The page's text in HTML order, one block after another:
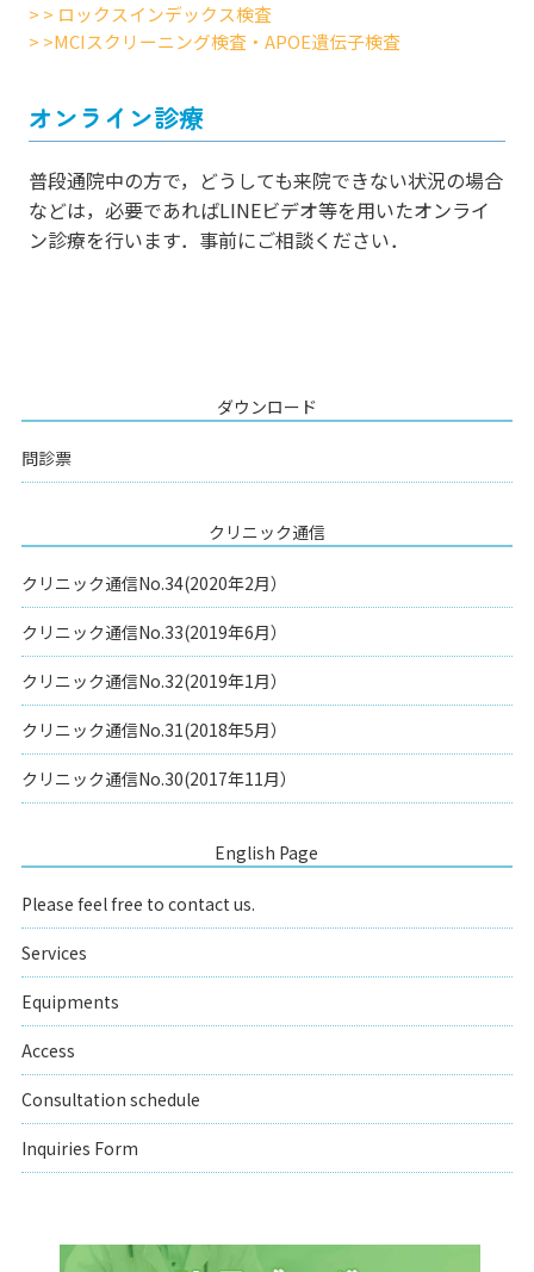
> > ロックスインデックス検査
> >MCIスクリーニング検査・APOE遺伝子検査
オンライン診療
普段通院中の方で，どうしても来院できない状況の場合
などは，必要であればLINEビデオ等を用いたオンライ
ン診療を行います．事前にご相談ください．
ダウンロード
問診票
クリニック通信
クリニック通信No.34(2020年2月）
クリニック通信No.33(2019年6月）
クリニック通信No.32(2019年1月）
クリニック通信No.31(2018年5月）
クリニック通信No.30(2017年11月）
English Page
Please feel free to contact us.
Services
Equipments
Access
Consultation schedule
Inquiries Form